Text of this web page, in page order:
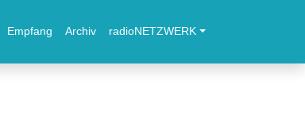
Empfang Archiv radioNETZWERK